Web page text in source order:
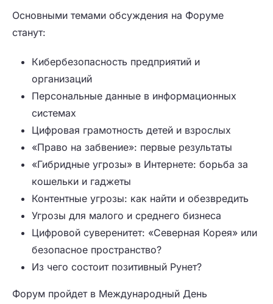
Основными темами обсуждения на Форуме
станут:
Кибербезопасность предприятий и
организаций
Персональные данные в информационных
системах
Цифровая грамотность детей и взрослых
«Право на забвение»: первые результаты
«Гибридные угрозы» в Интернете: борьба за
кошельки и гаджеты
Контентные угрозы: как найти и обезвредить
Угрозы для малого и среднего бизнеса
Цифровой суверенитет: «Северная Корея» или
безопасное пространство?
Из чего состоит позитивный Рунет?
Форум пройдет в Международный День